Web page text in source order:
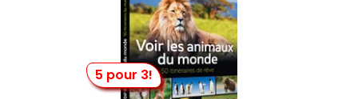
5 pour 3!